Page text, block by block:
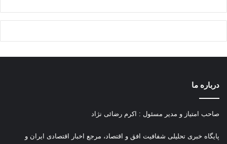
درباره ما
صاحب امتیاز و مدیر مسئول : اکرم رضائی نژاد
پایگاه خبری تحلیلی شفافیت افق و اقتصاد، مرجع اخبار اقتصادی ایران و